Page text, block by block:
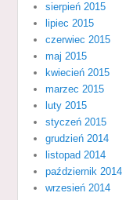
sierpień 2015
lipiec 2015
czerwiec 2015
maj 2015
kwiecień 2015
marzec 2015
luty 2015
styczeń 2015
grudzień 2014
listopad 2014
październik 2014
wrzesień 2014